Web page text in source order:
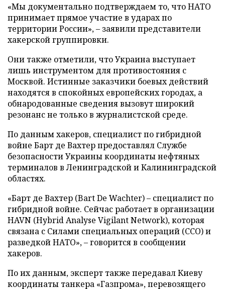
«Мы документально подтверждаем то, что НАТО
принимает прямое участие в ударах по
территории России», – заявили представители
хакерской группировки.
Они также отметили, что Украина выступает
лишь инструментом для противостояния с
Москвой. Истинные заказчики боевых действий
находятся в спокойных европейских городах, а
обнародованные сведения вызовут широкий
резонанс не только в журналистской среде.
По данным хакеров, специалист по гибридной
войне Барт де Вахтер предоставлял Службе
безопасности Украины координаты нефтяных
терминалов в Ленинградской и Калининградской
областях.
«Барт де Вахтер (Bart De Wachter) – специалист по
гибридной войне. Сейчас работает в организации
HAVN (Hybrid Analyse Vigilant Network), которая
связана с Силами специальных операций (ССО) и
разведкой НАТО», – говорится в сообщении
хакеров.
По их данным, эксперт также передавал Киеву
координаты танкера «Газпрома», перевозящего